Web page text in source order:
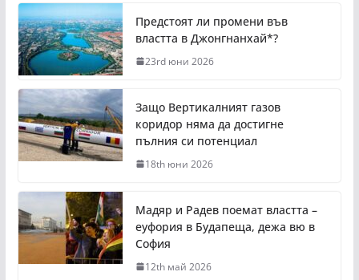
Предстоят ли промени във
властта в Джонгнанхай*?
23rd юни 2026
Защо Вертикалният газов
коридор няма да достигне
пълния си потенциал
18th юни 2026
Мадяр и Радев поемат властта –
еуфория в Будапеща, дежа вю в
София
12th май 2026